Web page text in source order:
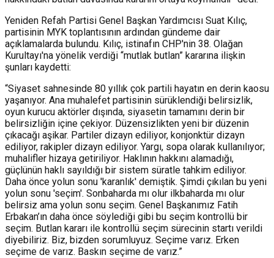
Yeniden Refah Partisi Genel Başkan Yardımcısı Suat Kılıç,
partisinin MYK toplantısının ardından gündeme dair
açıklamalarda bulundu. Kılıç, istinafın CHP'nin 38. Olağan
Kurultayı'na yönelik verdiği “mutlak butlan” kararına ilişkin
şunları kaydetti:
“Siyaset sahnesinde 80 yıllık çok partili hayatın en derin kaosu
yaşanıyor. Ana muhalefet partisinin sürüklendiği belirsizlik,
oyun kurucu aktörler dışında, siyasetin tamamını derin bir
belirsizliğin içine çekiyor. Düzensizlikten yeni bir düzenin
çıkacağı aşikar. Partiler dizayn ediliyor, konjonktür dizayn
ediliyor, rakipler dizayn ediliyor. Yargı, sopa olarak kullanılıyor;
muhalifler hizaya getiriliyor. Haklının hakkını alamadığı,
güçlünün haklı sayıldığı bir sistem süratle tahkim ediliyor.
Daha önce yolun sonu 'karanlık' demiştik. Şimdi çıkılan bu yeni
yolun sonu 'seçim'. Sonbaharda mı olur ilkbaharda mı olur
belirsiz ama yolun sonu seçim. Genel Başkanımız Fatih
Erbakan’ın daha önce söylediği gibi bu seçim kontrollü bir
seçim. Butlan kararı ile kontrollü seçim sürecinin startı verildi
diyebiliriz. Biz, bizden sorumluyuz. Seçime varız. Erken
seçime de varız. Baskın seçime de varız.”